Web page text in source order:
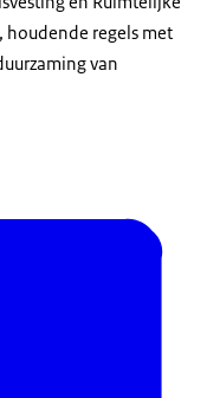
regels met
van